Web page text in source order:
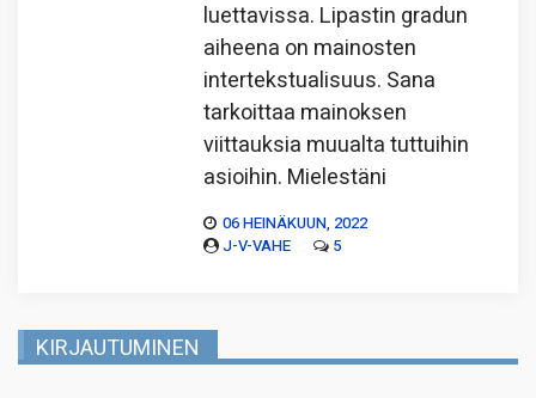
luettavissa. Lipastin gradun
aiheena on mainosten
intertekstualisuus. Sana
tarkoittaa mainoksen
viittauksia muualta tuttuihin
asioihin. Mielestäni
06 HEINÄKUUN, 2022
J-V-VAHE
5
KIRJAUTUMINEN